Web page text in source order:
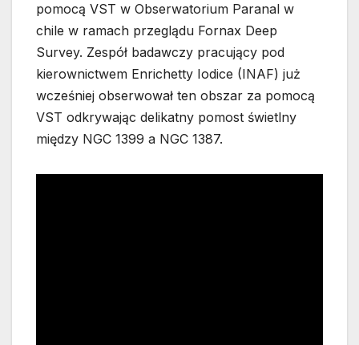
pomocą VST w Obserwatorium Paranal w
chile w ramach przeglądu Fornax Deep
Survey. Zespół badawczy pracujący pod
kierownictwem Enrichetty Iodice (INAF) już
wcześniej obserwował ten obszar za pomocą
VST odkrywając delikatny pomost świetlny
między NGC 1399 a NGC 1387.